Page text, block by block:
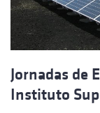
Jornadas de
Instituto